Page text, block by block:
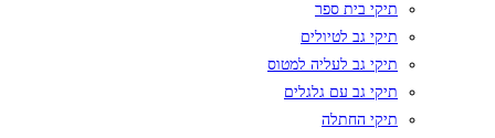
תיקי בית ספר
תיקי גב לטיולים
תיקי גב לעליה למטוס
תיקי גב עם גלגלים
תיקי החתלה